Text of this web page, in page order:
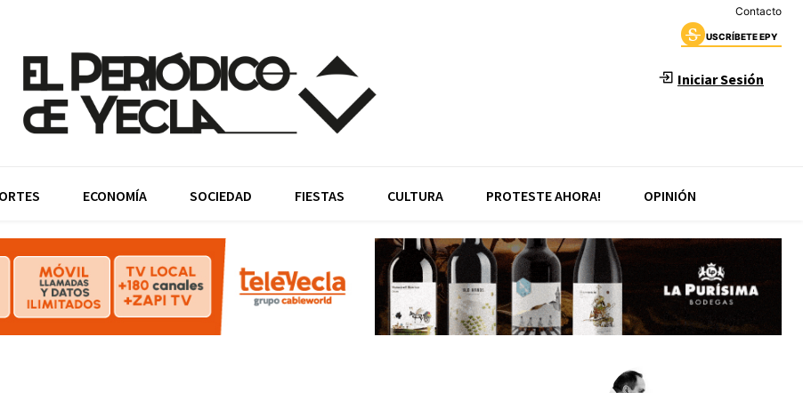
Contacto
USCRÍBETE EPY
Iniciar Sesión
ECONOMÍA SOCIEDAD FIESTAS CULTURA PROTESTE AHORA! OPINIÓN